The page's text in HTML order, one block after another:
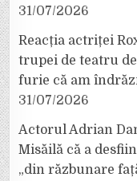
31/07/2026
Reacția actriței
trupei de teatru
furie că am
31/07/2026
Actorul Adrian
Misăilă că a
„din răzbunare